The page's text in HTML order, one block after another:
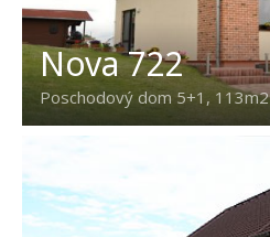
Nova 722
Poschodový dom 5+1, 113m2